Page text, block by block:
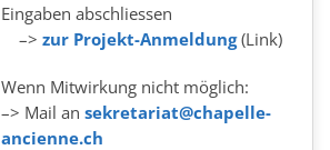
Eingaben abschliessen
–> zur Projekt-Anmeldung(Link)
Wenn Mitwirkung nicht möglich:
–> Mail an sekretariat@chapelle-
ancienne.ch